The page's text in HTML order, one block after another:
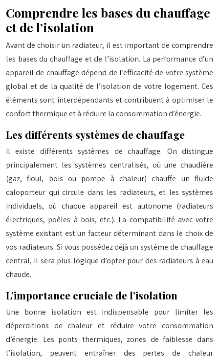
Comprendre les bases du chauffage
et de l’isolation
Avant de choisir un radiateur, il est important de comprendre
les bases du chauffage et de l’isolation. La performance d’un
appareil de chauffage dépend de l’efficacité de votre système
global et de la qualité de l’isolation de votre logement. Ces
éléments sont interdépendants et contribuent à optimiser le
confort thermique et à réduire la consommation d’énergie.
Les différents systèmes de chauffage
Il existe différents systèmes de chauffage. On distingue
principalement les systèmes centralisés, où une chaudière
(gaz, fioul, bois ou pompe à chaleur) chauffe un fluide
caloporteur qui circule dans les radiateurs, et les systèmes
individuels, où chaque appareil est autonome (radiateurs
électriques, poêles à bois, etc.). La compatibilité avec votre
système existant est un facteur déterminant dans le choix de
vos radiateurs. Si vous possédez déjà un système de chauffage
central, il sera plus logique d’opter pour des radiateurs à eau
chaude.
L’importance cruciale de l’isolation
Une bonne isolation est indispensable pour limiter les
déperditions de chaleur et réduire votre consommation
d’énergie. Les ponts thermiques, zones de faiblesse dans
l’isolation, peuvent entraîner des pertes de chaleur